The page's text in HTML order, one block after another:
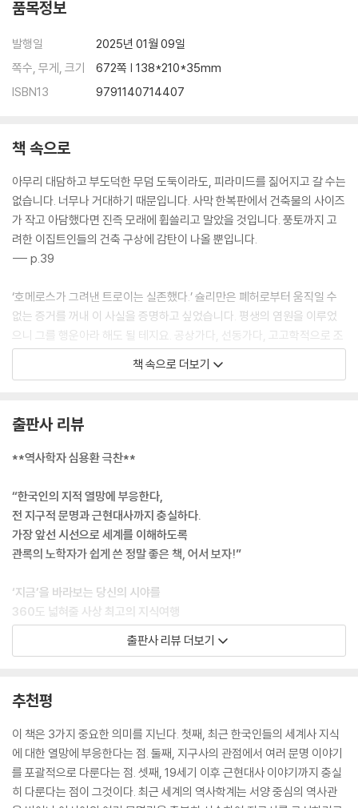
옹 72. 모스크바의 불길 73. 회의는 춤춘다 74. 1848년의 파리, 빈, 베를
린 75. 카보우르와 비스마르크 76. 미국의 발흥 77. 대통령의 수염 78. 제
국주의 시대 79. 열강의 아시아 침략 80. 아편 전쟁과 태평천국의 난 81.
Ⅵ. 20세기 세계 이야기
84. 삼국동맹과 3B 정책 85. 운명의 한 발 86. 제1차 세계대전의 결과 87.
러시아 혁명 전후 88. 두 혁명가 89. 베르사유 체제의 모순 90. 파시즘의
대두 91. 히틀러의 뮌헨 봉기 92. 제2차 세계대전의 발발 93. 아시아와 아
프리카의 독립 94. 차가운 전쟁 95. 얼음이 녹는 계절 96. 시오니즘의 다
· 한눈에 보는 20세기 세계
100. 두 번의 세기말
품목정보
발행일
2025년 01월 09일
쪽수, 무게, 크기
672쪽 | 138*210*35mm
ISBN13
9791140714407
책 속으로
아무리 대담하고 부도덕한 무덤 도둑이라도, 피라미드를 짊어지고 갈 수는
없습니다. 너무나 거대하기 때문입니다. 사막 한복판에서 건축물의 사이즈
가 작고 아담했다면 진즉 모래에 휩쓸리고 말았을 것입니다. 풍토까지 고
려한 이집트인들의 건축 구상에 감탄이 나올 뿐입니다.
--- p.39
‘호메로스가 그려낸 트로이는 실존했다.’ 슐리만은 폐허로부터 움직일 수
없는 증거를 꺼내 이 사실을 증명하고 싶었습니다. 평생의 염원을 이루었
으니 그를 행운아라 해도 될 테지요. 공상가다, 선동가다, 고고학적으로 조
잡하다 등등 후세의 평가는 반드시 좋지만은 않지만, 발견이나 발명 분야
에서는 먼저 머릿속에 이미지를 떠올리는 일이 중요합니다.
농민 반란은 자주 일어나는 일입니다. 하지만 왕조를 전복시키는 방아쇠가
될 수준의 농민 반란은, 중국을 제외하고는 세계적으로 그 예를 찾기 힘듭
--- p.201
‘파문’이라는 말은 현대에 사는 우리에게는 잘 와 닿지 않지요. 그러나 당시
황제나 국왕이 파문당하면 가신들은 왕에게 더 이상 충성을 다할 필요가
없고 일반 시민들은 그가 죽어도 장례를 치러주지 않았습니다. 영어로 파
문을 ‘Excommunication’이라 합니다. 이는 공동체communion에서 추
방한다ex-는 뜻입니다.
--- p.284
카를 5세는 십자군 정신을 유럽 각국에 고취시키려 했지만 아무도 상대해
람교 국가와도 동맹 맺는 것을 꺼리지 않았습니다. 국익의 추구가 근대 국
--- p.369
그 시절에 77세까지 산다는 건 어려운 일입니다. 루이 14세가 장수할 수
있던 이유는 따지고 보면 몸이 건강했기 때문입니다. 제멋대로 살았을 것
책 속으로 더보기
출판사 리뷰
**역사학자 심용환 극찬**
“한국인의 지적 열망에 부응한다,
전 지구적 문명과 근현대사까지 충실하다.
가장 앞선 시선으로 세계를 이해하도록
관록의 노학자가 쉽게 쓴 정말 좋은 책, 어서 보자!”
‘지금’을 바라보는 당신의 시야를
360도 넓혀줄 사상 최고의 지식여행
세계사의 흐름을 이해하려는 열망은 요즘 한국인들 사이에서 특히 높아지
상은 남 일처럼 볼 수 없다는 점과 현재의 문제들이 과거의 역사적 맥락에
서 비롯된다는 사실을 점점 더 깨닫고 있기 때문이다. 또한, 해외 여행과 문
화 체험이 일상이 되면서 낯선 도시의 유적을 앞에 두고 과거를 알지 못해
머뭇거리는 경험도 흔해졌다.
이런 시대적 흐름 속에서 세계사는 학창시절의 선택 과목을 넘어 실생활과
출판사 리뷰 더보기
추천평
이 책은 3가지 중요한 의미를 지닌다. 첫째, 최근 한국인들의 세계사 지식
에 대한 열망에 부응한다는 점. 둘째, 지구사의 관점에서 여러 문명 이야기
를 포괄적으로 다룬다는 점. 셋째, 19세기 이후 근현대사 이야기까지 충실
히 다룬다는 점이 그것이다. 최근 세계의 역사학계는 서양 중심의 역사관